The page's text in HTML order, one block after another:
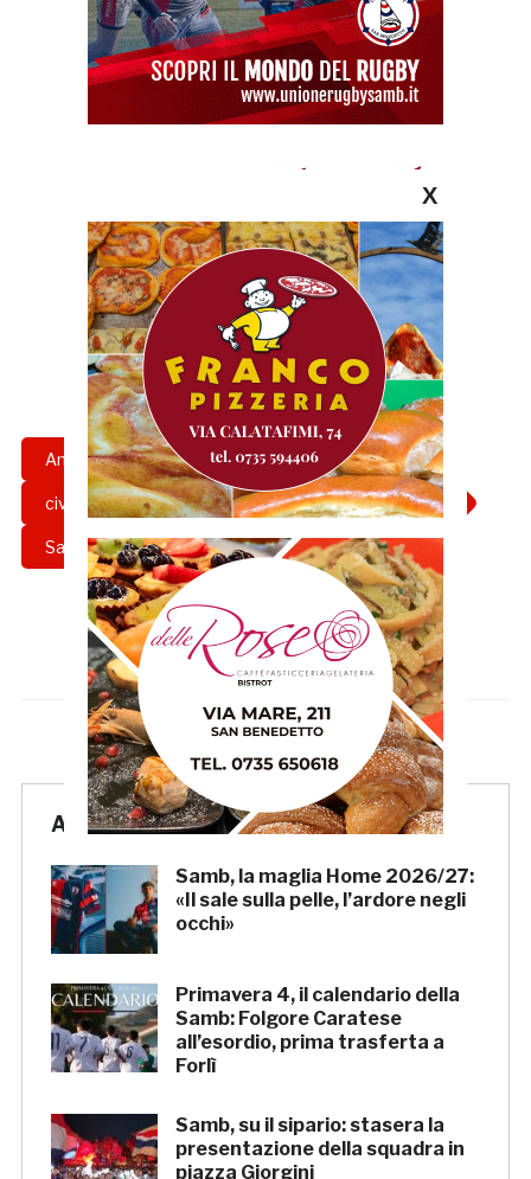
Amichevole civitanova
civitanovese comunale estate
Samb Serie C test
Articoli Recenti
Samb, la maglia Home 2026/27:
«Il sale sulla pelle, l’ardore negli
occhi»
Primavera 4, il calendario della
Samb: Folgore Caratese
all’esordio, prima trasferta a
Forlì
Samb, su il sipario: stasera la
presentazione della squadra in
piazza Giorgini
X